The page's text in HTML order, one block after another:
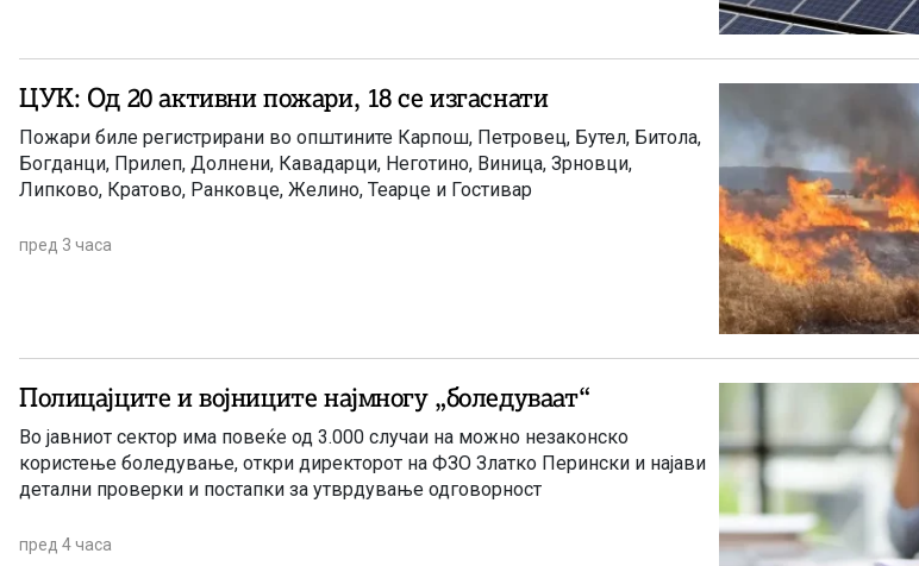
ЦУК: Од 20 активни пожари, 18 се изгаснати
Пожари биле регистрирани во општините Карпош, Петровец, Бутел, Битола,
Богданци, Прилеп, Долнени, Кавадарци, Неготино, Виница, Зрновци,
Липково, Кратово, Ранковце, Желино, Теарце и Гостивар
пред 3 часа
Полицајците и војниците најмногу „боледуваат“
Во јавниот сектор има повеќе од 3.000 случаи на можно незаконско
користење боледување, откри директорот на ФЗО Златко Перински и најави
детални проверки и постапки за утврдување одговорност
пред 4 часа